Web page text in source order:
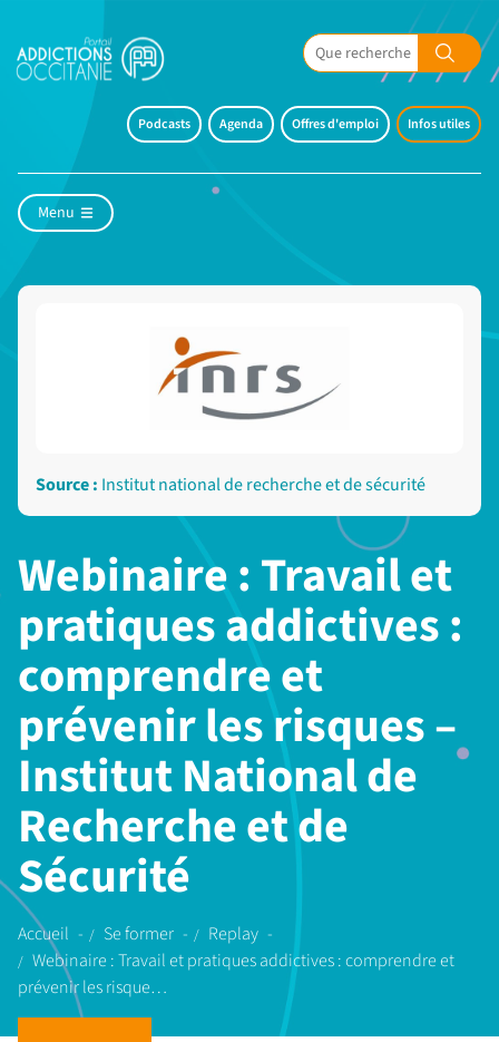
Podcasts Agenda Offres d'emploi Infos utiles
Menu
Webinaire : Travail et
pratiques addictives :
comprendre et
prévenir les risques –
Institut National de
Recherche et de
Sécurité
Accueil Se former
Replay
Webinaire : Travail et pratiques addictives : comprendre et
prévenir les risque…
Source : Institut national de recherche et de sécurité